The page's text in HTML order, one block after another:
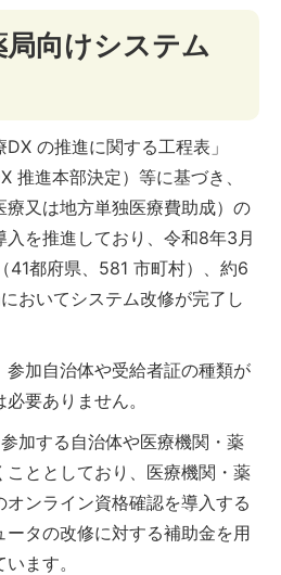
局向けシステム
の推進に関する工程表」
推進本部決定）等に基づき、
療又は地方単独医療費助成）の
を推進しており、令和8年3月
41都府県、581 市町村）、約6
おいてシステム改修が完了し
加自治体や受給者証の種類が
要ありません。
加する自治体や医療機関・薬
こととしており、医療機関・薬
ンライン資格確認を導入する
タの改修に対する補助金を用
ます。